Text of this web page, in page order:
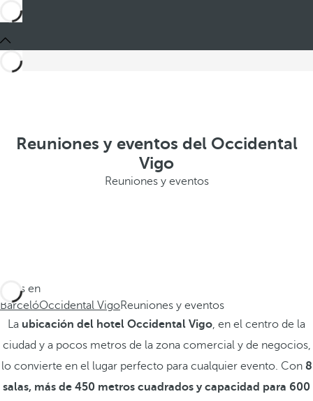
Reuniones y eventos del Occidental
Vigo
Reuniones y eventos
Estás en
BarcelóOccidental VigoReuniones y eventos
La ubicación del hotel Occidental Vigo, en el centro de la
ciudad y a pocos metros de la zona comercial y de negocios,
lo convierte en el lugar perfecto para cualquier evento. Con 8
salas, más de 450 metros cuadrados y capacidad para 600